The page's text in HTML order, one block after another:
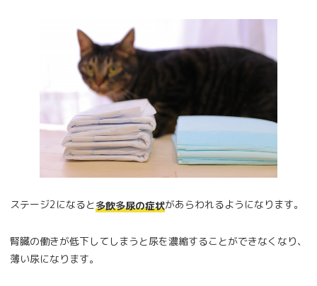
ステージ2になると多飲多尿の症状があらわれるようになります。
腎臓の働きが低下してしまうと尿を濃縮することができなくなり、
薄い尿になります。